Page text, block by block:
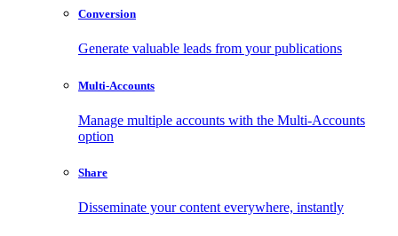
Conversion
Generate valuable leads from your publications
Multi-Accounts
Manage multiple accounts with the Multi-Accounts
option
Share
Disseminate your content everywhere, instantly